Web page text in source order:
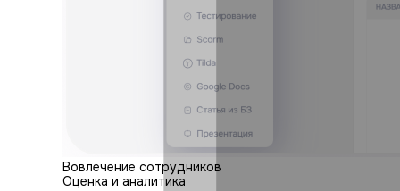
Вовлечение сотрудников
Оценка и аналитика